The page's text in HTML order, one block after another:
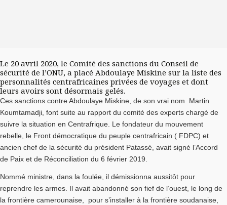
Le 20 avril 2020, le Comité des sanctions du Conseil de
sécurité de l’ONU, a placé Abdoulaye Miskine sur la liste des
personnalités centrafricaines privées de voyages et dont
leurs avoirs sont désormais gelés.
Ces sanctions contre Abdoulaye Miskine, de son vrai nom Martin
Koumtamadji, font suite au rapport du comité des experts chargé de
suivre la situation en Centrafrique. Le fondateur du mouvement
rebelle, le Front démocratique du peuple centrafricain ( FDPC) et
ancien chef de la sécurité du président Patassé, avait signé l’Accord
de Paix et de Réconciliation du 6 février 2019.
Nommé ministre, dans la foulée, il démissionna aussitôt pour
reprendre les armes. Il avait abandonné son fief de l’ouest, le long de
la frontière camerounaise, pour s’installer à la frontière soudanaise,